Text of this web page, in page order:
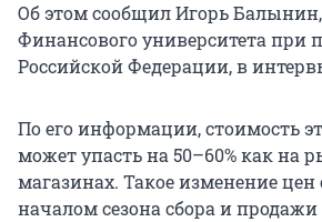
Об этом сообщил Игорь
Финансового университета при
Российской Федерации, в
По его информации, стоимость
может упасть на 50–60% как на
магазинах. Такое изменение цен
началом сезона сбора и продажи